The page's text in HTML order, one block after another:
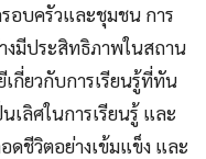
อบครัวและชุมชน การ
งมีประสิทธิภาพในสถาน
เกี่ยวกับการเรียนรู้ที่ทัน
เลิศในการเรียนรู้ และ
ชีวิตอย่างเข้มแข็ง และ